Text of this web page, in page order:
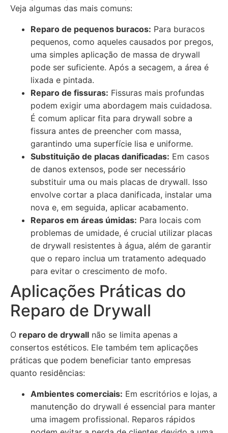
Veja algumas das mais comuns:
Reparo de pequenos buracos: Para buracos
pequenos, como aqueles causados por pregos,
uma simples aplicação de massa de drywall
pode ser suficiente. Após a secagem, a área é
lixada e pintada.
Reparo de fissuras: Fissuras mais profundas
podem exigir uma abordagem mais cuidadosa.
É comum aplicar fita para drywall sobre a
fissura antes de preencher com massa,
garantindo uma superfície lisa e uniforme.
Substituição de placas danificadas: Em casos
de danos extensos, pode ser necessário
substituir uma ou mais placas de drywall. Isso
envolve cortar a placa danificada, instalar uma
nova e, em seguida, aplicar acabamento.
Reparos em áreas úmidas: Para locais com
problemas de umidade, é crucial utilizar placas
de drywall resistentes à água, além de garantir
que o reparo inclua um tratamento adequado
para evitar o crescimento de mofo.
Aplicações Práticas do
Reparo de Drywall
O reparo de drywall não se limita apenas a
consertos estéticos. Ele também tem aplicações
práticas que podem beneficiar tanto empresas
quanto residências:
Ambientes comerciais: Em escritórios e lojas, a
manutenção do drywall é essencial para manter
uma imagem profissional. Reparos rápidos